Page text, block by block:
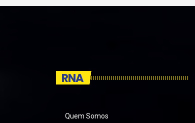
RNA
Quem Somos